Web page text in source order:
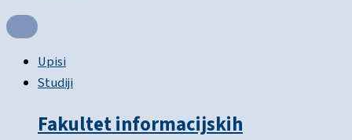
Upisi
Studiji
Fakultet informacijskih